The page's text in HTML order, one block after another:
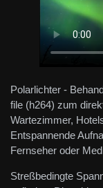
Polarlichter -
file (h264) zum
Wartezimmer,
Entspannende
Fernseher oder
Streßbedingte